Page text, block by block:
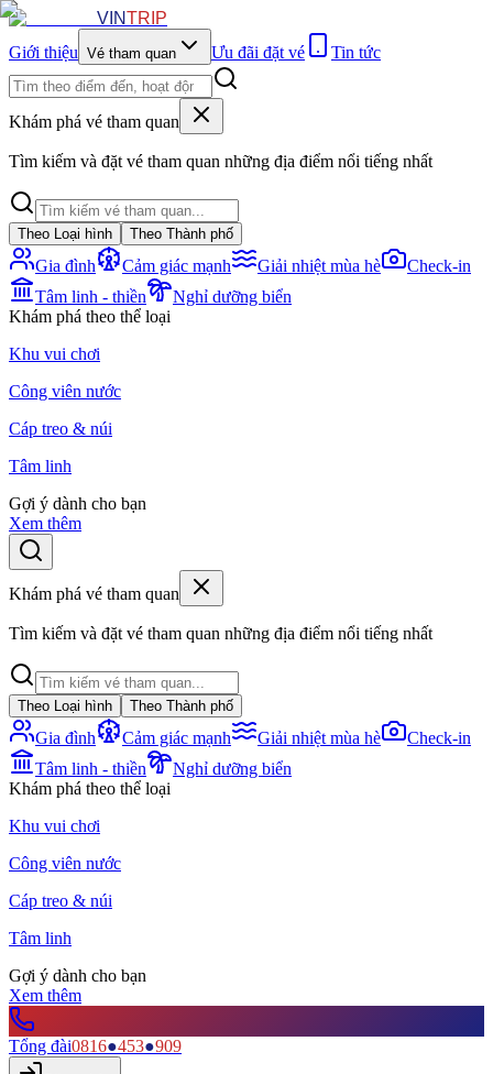
VINTRIP
Giới thiệu Vé tham quan Ưu đãi đặt vé Tin tức
Khám phá vé tham quan
Tìm kiếm và đặt vé tham quan những địa điểm nổi tiếng nhất
Theo Loại hình Theo Thành phố
Gia đình Cảm giác mạnh Giải nhiệt mùa hè
Check-in
Tâm linh - thiền
Nghỉ dưỡng biển
Khám phá theo thể loại
Khu vui chơi
Công viên nước
Cáp treo & núi
Tâm linh
Gợi ý dành cho bạn
Xem thêm
Khám phá vé tham quan
Tìm kiếm và đặt vé tham quan những địa điểm nổi tiếng nhất
Theo Loại hình Theo Thành phố
Gia đình Cảm giác mạnh Giải nhiệt mùa hè
Check-in
Tâm linh - thiền
Nghỉ dưỡng biển
Khám phá theo thể loại
Khu vui chơi
Công viên nước
Cáp treo & núi
Tâm linh
Gợi ý dành cho bạn
Xem thêm
Tổng đài0816●453●909